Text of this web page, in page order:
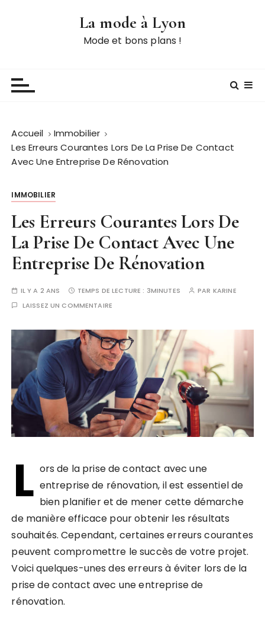
La mode à Lyon
Mode et bons plans !
Accueil
Immobilier
Les Erreurs Courantes Lors De La Prise De Contact
Avec Une Entreprise De Rénovation
IMMOBILIER
Les Erreurs Courantes Lors De
La Prise De Contact Avec Une
Entreprise De Rénovation
IL Y A 2 ANS TEMPS DE LECTURE : 3MINUTES PAR KARINE
LAISSEZ UN COMMENTAIRE
L ors de la prise de contact avec une
entreprise de rénovation, il est essentiel de
bien planifier et de mener cette démarche
de manière efficace pour obtenir les résultats
souhaités. Cependant, certaines erreurs courantes
peuvent compromettre le succès de votre projet.
Voici quelques-unes des erreurs à éviter lors de la
prise de contact avec une entreprise de
rénovation.